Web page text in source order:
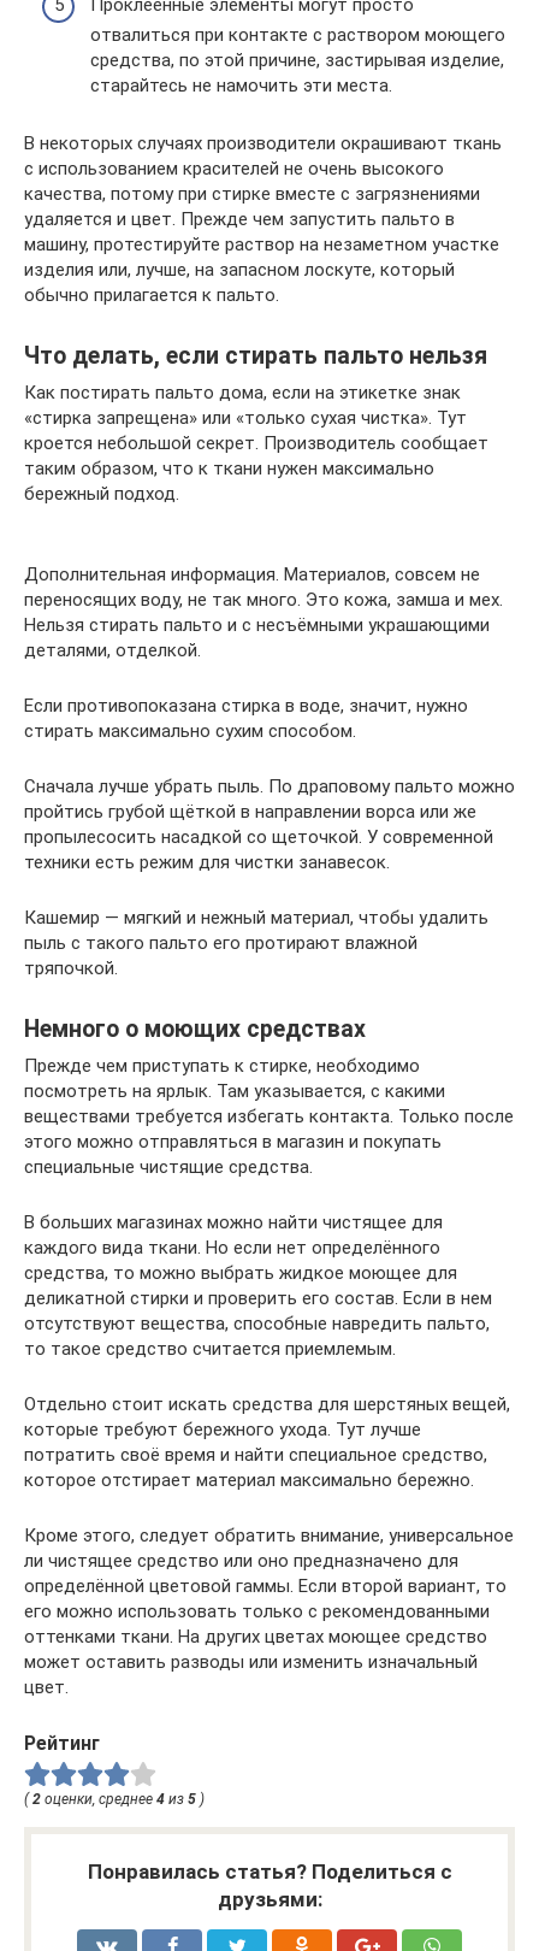
отвалиться при контакте с раствором моющего
средства, по этой причине, застирывая изделие,
старайтесь не намочить эти места.
В некоторых случаях производители окрашивают ткань
с использованием красителей не очень высокого
качества, потому при стирке вместе с загрязнениями
удаляется и цвет. Прежде чем запустить пальто в
машину, протестируйте раствор на незаметном участке
изделия или, лучше, на запасном лоскуте, который
обычно прилагается к пальто.
Что делать, если стирать пальто нельзя
Как постирать пальто дома, если на этикетке знак
«стирка запрещена» или «только сухая чистка». Тут
кроется небольшой секрет. Производитель сообщает
таким образом, что к ткани нужен максимально
бережный подход.
Дополнительная информация. Материалов, совсем не
переносящих воду, не так много. Это кожа, замша и мех.
Нельзя стирать пальто и с несъёмными украшающими
деталями, отделкой.
Если противопоказана стирка в воде, значит, нужно
стирать максимально сухим способом.
Сначала лучше убрать пыль. По драповому пальто можно
пройтись грубой щёткой в направлении ворса или же
пропылесосить насадкой со щеточкой. У современной
техники есть режим для чистки занавесок.
Кашемир — мягкий и нежный материал, чтобы удалить
пыль с такого пальто его протирают влажной
тряпочкой.
Немного о моющих средствах
Прежде чем приступать к стирке, необходимо
посмотреть на ярлык. Там указывается, с какими
веществами требуется избегать контакта. Только после
этого можно отправляться в магазин и покупать
специальные чистящие средства.
В больших магазинах можно найти чистящее для
каждого вида ткани. Но если нет определённого
средства, то можно выбрать жидкое моющее для
деликатной стирки и проверить его состав. Если в нем
отсутствуют вещества, способные навредить пальто,
то такое средство считается приемлемым.
Отдельно стоит искать средства для шерстяных вещей,
которые требуют бережного ухода. Тут лучше
потратить своё время и найти специальное средство,
которое отстирает материал максимально бережно.
Кроме этого, следует обратить внимание, универсальное
ли чистящее средство или оно предназначено для
определённой цветовой гаммы. Если второй вариант, то
его можно использовать только с рекомендованными
оттенками ткани. На других цветах моющее средство
может оставить разводы или изменить изначальный
цвет.
Рейтинг
( 2 оценки, среднее 4 из 5 )
Понравилась статья? Поделиться с
друзьями: